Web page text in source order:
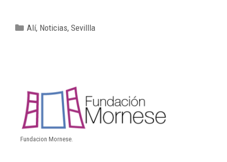
Alí, Noticias,Sevillla
Fundacion Mornese.